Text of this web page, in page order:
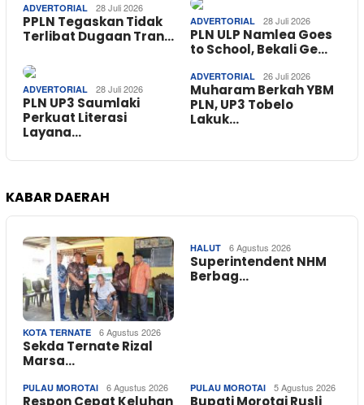
ADVERTORIAL 28 Juli 2026
PPLN Tegaskan Tidak
Terlibat Dugaan Tran…
ADVERTORIAL 28 Juli 2026
PLN ULP Namlea Goes
to School, Bekali Ge…
ADVERTORIAL 28 Juli 2026
PLN UP3 Saumlaki
Perkuat Literasi
Layana…
ADVERTORIAL 26 Juli 2026
Muharam Berkah YBM
PLN, UP3 Tobelo
Lakuk…
KABAR DAERAH
KOTA TERNATE 6 Agustus 2026
Sekda Ternate Rizal
Marsa…
HALUT 6 Agustus 2026
Superintendent NHM
Berbag…
PULAU MOROTAI 6 Agustus 2026
Respon Cepat Keluhan
PULAU MOROTAI 5 Agustus 2026
Bupati Morotai Rusli